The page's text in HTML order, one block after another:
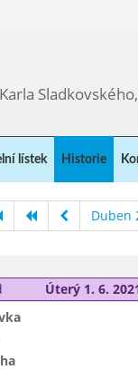
lístek Historie
Duben
Úterý 1. 6.